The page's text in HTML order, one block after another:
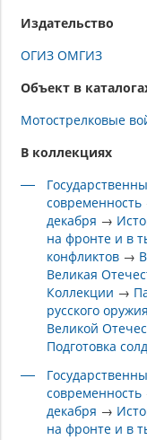
Издательство
ОГИЗ ОМГИЗ
Объект в
Мотострелковые
В коллекциях
современность
декабря →
на фронте и в
конфликтов →
Великая
Коллекции →
русского
Великой
Подготовка
современность
декабря →
на фронте и в